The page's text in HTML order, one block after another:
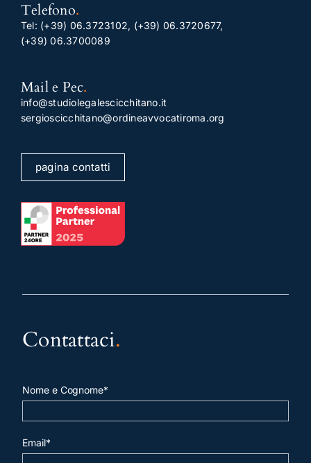
Telefono.
Tel: (+39) 06.3723102, (+39) 06.3720677,
(+39) 06.3700089
Mail e Pec.
info@studiolegalescicchitano.it
sergioscicchitano@ordineavvocatiroma.org
pagina contatti
Contattaci.
Nome e Cognome*
Email*